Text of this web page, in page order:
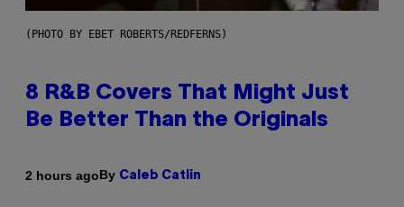
(PHOTO BY EBET ROBERTS/REDFERNS)
8 R&B Covers That Might Just
Be Better Than the Originals
2 hours agoBy Caleb Catlin